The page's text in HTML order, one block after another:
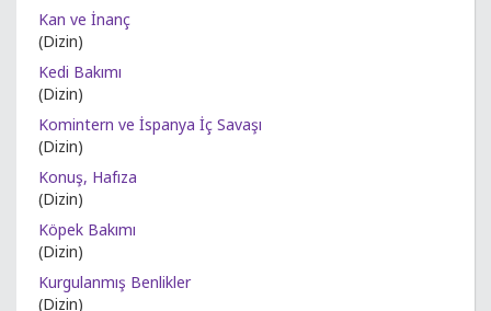
Kan ve İnanç
(Dizin)
Kedi Bakımı
(Dizin)
Komintern ve İspanya İç Savaşı
(Dizin)
Konuş, Hafıza
(Dizin)
Köpek Bakımı
(Dizin)
Kurgulanmış Benlikler
(Dizin)